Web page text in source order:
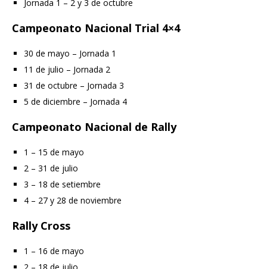
Jornada 1 – 2 y 3 de octubre
Campeonato Nacional Trial 4×4
30 de mayo – Jornada 1
11 de julio – Jornada 2
31 de octubre – Jornada 3
5 de diciembre – Jornada 4
Campeonato Nacional de Rally
1 – 15 de mayo
2 – 31 de julio
3 – 18 de setiembre
4 – 27 y 28 de noviembre
Rally Cross
1 – 16 de mayo